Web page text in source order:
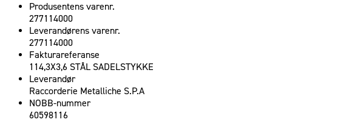
Produsentens varenr.
277114000
Leverandørens varenr.
277114000
Fakturareferanse
114,3X3,6 STÅL SADELSTYKKE
Leverandør
Raccorderie Metalliche S.P.A
NOBB-nummer
60598116